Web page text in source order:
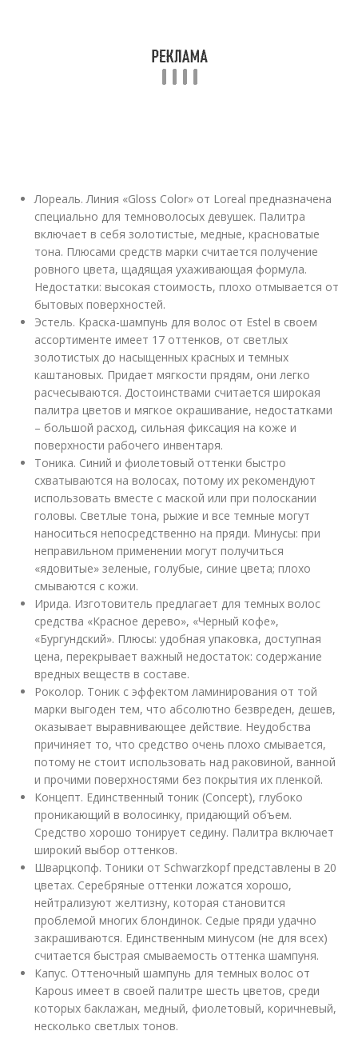
Лореаль. Линия «Gloss Сolor» от Loreal предназначена
специально для темноволосых девушек. Палитра
включает в себя золотистые, медные, красноватые
тона. Плюсами средств марки считается получение
ровного цвета, щадящая ухаживающая формула.
Недостатки: высокая стоимость, плохо отмывается от
бытовых поверхностей.
Эстель. Краска-шампунь для волос от Estel в своем
ассортименте имеет 17 оттенков, от светлых
золотистых до насыщенных красных и темных
каштановых. Придает мягкости прядям, они легко
расчесываются. Достоинствами считается широкая
палитра цветов и мягкое окрашивание, недостатками
– большой расход, сильная фиксация на коже и
поверхности рабочего инвентаря.
Тоника. Синий и фиолетовый оттенки быстро
схватываются на волосах, потому их рекомендуют
использовать вместе с маской или при полоскании
головы. Светлые тона, рыжие и все темные могут
наноситься непосредственно на пряди. Минусы: при
неправильном применении могут получиться
«ядовитые» зеленые, голубые, синие цвета; плохо
смываются с кожи.
Ирида. Изготовитель предлагает для темных волос
средства «Красное дерево», «Черный кофе»,
«Бургундский». Плюсы: удобная упаковка, доступная
цена, перекрывает важный недостаток: содержание
вредных веществ в составе.
Роколор. Тоник с эффектом ламинирования от той
марки выгоден тем, что абсолютно безвреден, дешев,
оказывает выравнивающее действие. Неудобства
причиняет то, что средство очень плохо смывается,
потому не стоит использовать над раковиной, ванной
и прочими поверхностями без покрытия их пленкой.
Концепт. Единственный тоник (Concept), глубоко
проникающий в волосинку, придающий объем.
Средство хорошо тонирует седину. Палитра включает
широкий выбор оттенков.
Шварцкопф. Тоники от Schwarzkopf представлены в 20
цветах. Серебряные оттенки ложатся хорошо,
нейтрализуют желтизну, которая становится
проблемой многих блондинок. Седые пряди удачно
закрашиваются. Единственным минусом (не для всех)
считается быстрая смываемость оттенка шампуня.
Капус. Оттеночный шампунь для темных волос от
Kapous имеет в своей палитре шесть цветов, среди
которых баклажан, медный, фиолетовый, коричневый,
несколько светлых тонов.